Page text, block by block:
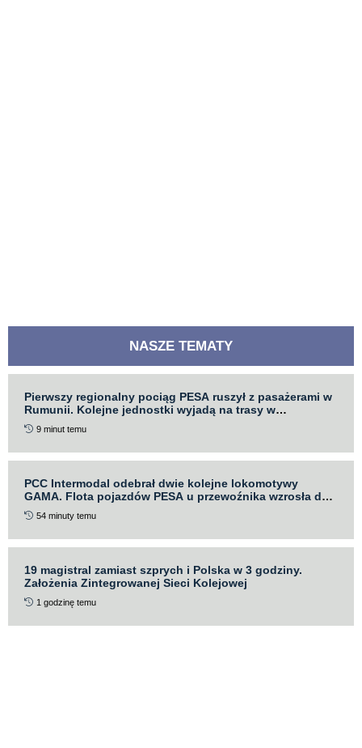
NASZE TEMATY
Pierwszy regionalny pociąg PESA ruszył z pasażerami w
Rumunii. Kolejne jednostki wyjadą na trasy w
najbliższych dniach
9 minut temu
PCC Intermodal odebrał dwie kolejne lokomotywy
GAMA. Flota pojazdów PESA u przewoźnika wzrosła do
pięciu sztuk
54 minuty temu
19 magistral zamiast szprych i Polska w 3 godziny.
Założenia Zintegrowanej Sieci Kolejowej
1 godzinę temu